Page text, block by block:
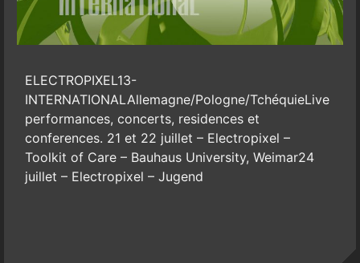
ELECTROPIXEL13-
INTERNATIONALAllemagne/Pologne/TchéquieLive
performances, concerts, residences et
conferences. 21 et 22 juillet – Electropixel –
Toolkit of Care – Bauhaus University, Weimar24
juillet – Electropixel – Jugend